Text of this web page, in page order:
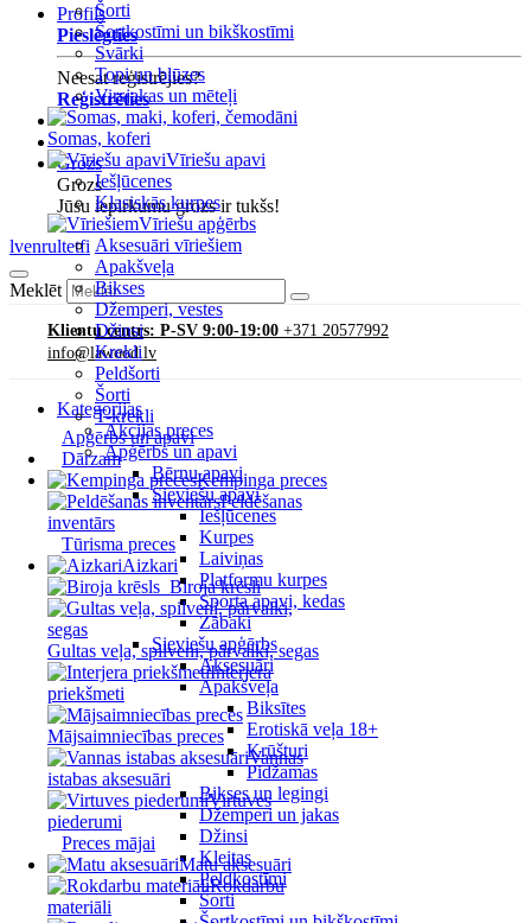
Šorti
Šortkostīmi un bikškostīmi
Svārki
Topi un blūzes
Virsjakas un mēteļi
Somas, koferi
Vīriešu apavi
Iešļūcenes
Klasiskās kurpes
Vīriešu apģērbs
Aksesuāri vīriešiem
Apakšveļa
Bikses
Džemperi, vestes
Džinsi
Krekli
Peldšorti
Šorti
T-krekli
Apģērbs un apavi
Dārzam
Kempinga preces
Peldēšanas
inventārs
Tūrisma preces
Aizkari
Biroja krēsli
Gultas veļa, spilveni, pārvalki, segas
Interjera
priekšmeti
Mājsaimniecības preces
Vannas
istabas aksesuāri
Virtuves
piederumi
Preces mājai
Matu aksesuāri
Rokdarbu
materiāli
Profils
Pieslēgties
Neesat reģistrējies?
Reģistrēties
Grozs
Grozs
Jūsu iepirkumu grozs ir tukšs!
lvenrultetfi
Meklēt
Klientu centrs: P-SV 9:00-19:00 +371 20577992
info@lawood.lv
Kategorijas
Akcijas preces
Apģērbs un apavi
Bērnu apavi
Sieviešu apavi
Iešļūcenes
Kurpes
Laiviņas
Platformu kurpes
Sporta apavi, kedas
Zābaki
Sieviešu apģērbs
Aksesuāri
Apakšveļa
Biksītes
Erotiskā veļa 18+
Krūšturi
Pidžamas
Bikses un legingi
Džemperi un jakas
Džinsi
Kleitas
Peldkostīmi
Šorti